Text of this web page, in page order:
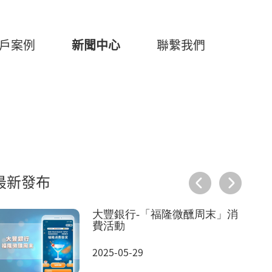
案例 新聞中心 聯繫我們
新發布
大豐銀行-「福隆微醺周末」消
費活動
2025-05-29